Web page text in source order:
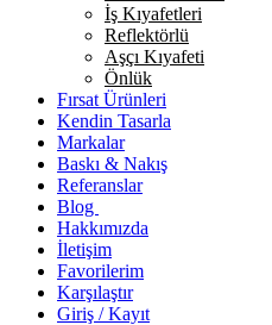
İş Kıyafetleri
Reflektörlü
Aşçı Kıyafeti
Önlük
Fırsat Ürünleri
Kendin Tasarla
Markalar
Baskı & Nakış
Referanslar
Blog
Hakkımızda
İletişim
Favorilerim
Karşılaştır
Giriş / Kayıt